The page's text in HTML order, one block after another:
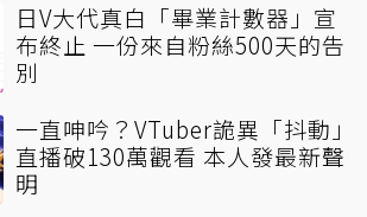
日V大代真白「畢業計數器」宣
布終止 一份來自粉絲500天的告
別
一直呻吟？VTuber詭異「抖動」
直播破130萬觀看 本人發最新聲
明